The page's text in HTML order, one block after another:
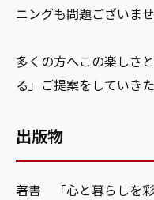
ニングも問題ございませ
多くの方へこの楽しさ
る」ご提案をしていき
出版物
著書 「心と暮らしを